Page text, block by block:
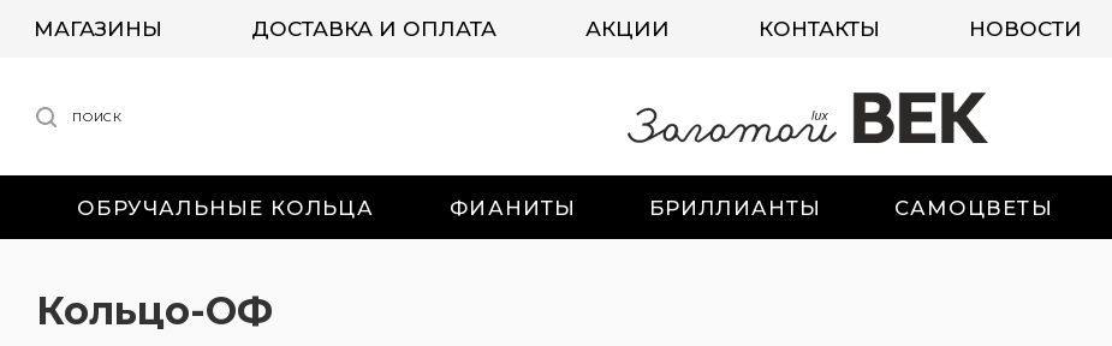
МАГАЗИНЫ ДОСТАВКА И ОПЛАТА АКЦИИ КОНТАКТЫ НОВОСТИ
ПОИСК
ОБРУЧАЛЬНЫЕ КОЛЬЦА ФИАНИТЫ БРИЛЛИАНТЫ САМОЦВЕТЫ
Кольцо-ОФ